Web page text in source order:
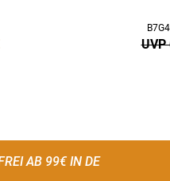
UVP
AB 99€ IN DE